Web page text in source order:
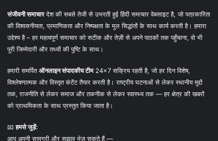
संजीवनी समाचारदेश की सबसे तेजी से उभरती हुई हिंदी समाचार वेबसाइट है, जो पत्रकारिता
की विश्वसनीयता, प्रमाणिकता और निष्पक्षता के मूल सिद्धांतों के साथ कार्य करती है। हमारा
उद्देश्य है – हर महत्वपूर्ण समाचार को सटीक और तेज़ी से अपने पाठकों तक पहुँचाना, वो भी
पूरी जिम्मेदारी और तथ्यों की पुष्टि के साथ।
हमारी समर्पितऑनलाइन संपादकीय टीम24×7 सक्रिय रहती है, जो हर दिन विशेष,
विश्लेषणात्मक और विस्तृत कंटेंट तैयार करती है। राष्ट्रीय घटनाओं से लेकर स्थानीय मुद्दों
तक, राजनीति से लेकर समाज और तकनीक से लेकर स्वास्थ्य तक — हर क्षेत्र की खबरों
को प्राथमिकता के साथ प्रस्तुत किया जाता है।
📧हमसे जुड़ें:
आप अपनी सामग्री और सुझाव भेज सकते हैं —